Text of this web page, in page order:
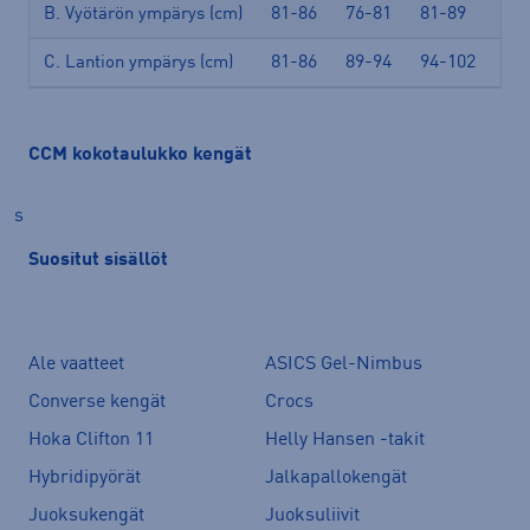
B. Vyötärön ympärys (cm) 81-86 76-81 81-89
C. Lantion ympärys (cm) 81-86 89-94 94-102
CCM kokotaulukko kengät
s
Suositut sisällöt
Ale vaatteet
ASICS Gel-Nimbus
Converse kengät
Crocs
Hoka Clifton 11
Helly Hansen -takit
Hybridipyörät
Jalkapallokengät
Juoksukengät
Juoksuliivit